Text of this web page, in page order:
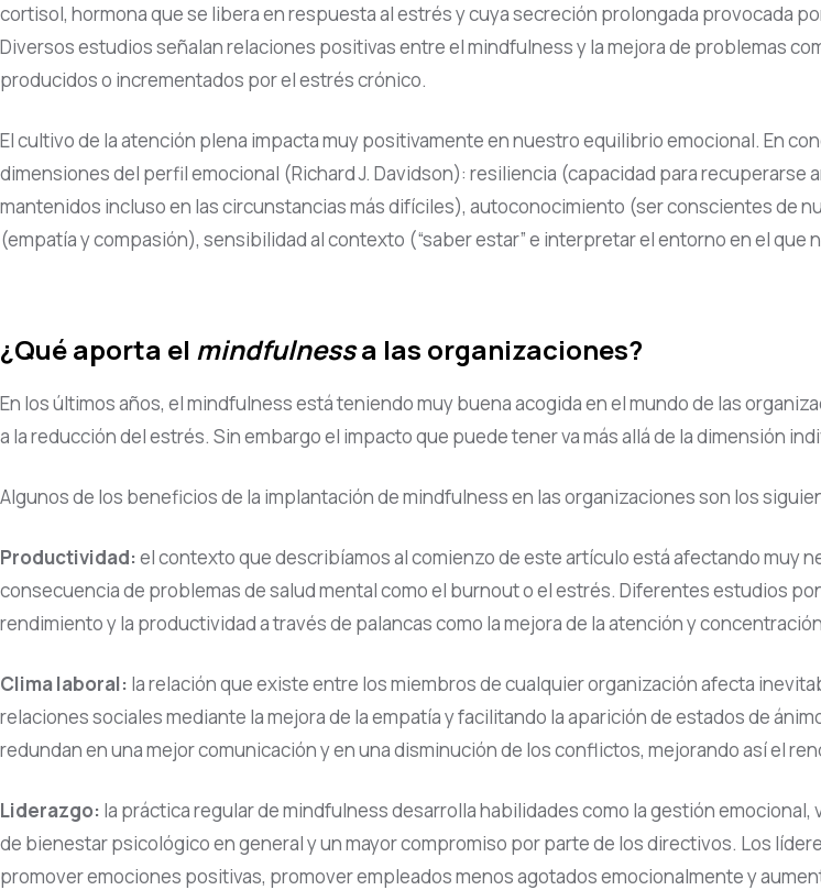
cortisol, hormona que se libera en respuesta al estrés y cuya secreción prolongada provocada
Diversos estudios señalan relaciones positivas entre el mindfulness y la mejora de problemas
producidos o incrementados por el estrés crónico.
El cultivo de la atención plena impacta muy positivamente en nuestro equilibrio emocional. En
dimensiones del perfil emocional (Richard J. Davidson): resiliencia (capacidad para
mantenidos incluso en las circunstancias más difíciles), autoconocimiento (ser conscientes de
(empatía y compasión), sensibilidad al contexto (“saber estar” e interpretar el entorno en el
¿Qué aporta el mindfulnessa las organizaciones?
En los últimos años, el mindfulness está teniendo muy buena acogida en el mundo de las
a la reducción del estrés. Sin embargo el impacto que puede tener va más allá de la dimensión
Algunos de los beneficios de la implantación de mindfulness en las organizaciones son los
Productividad:el contexto que describíamos al comienzo de este artículo está afectando muy
consecuencia de problemas de salud mental como el burnout o el estrés. Diferentes estudios
rendimiento y la productividad a través de palancas como la mejora de la atención y
Clima laboral: la relación que existe entre los miembros de cualquier organización afecta
relaciones sociales mediante la mejora de la empatía y facilitando la aparición de estados de
redundan en una mejor comunicación y en una disminución de los conflictos, mejorando así el
Liderazgo: la práctica regular de mindfulness desarrolla habilidades como la gestión
de bienestar psicológico en general y un mayor compromiso por parte de los directivos. Los
promover emociones positivas, promover empleados menos agotados emocionalmente y